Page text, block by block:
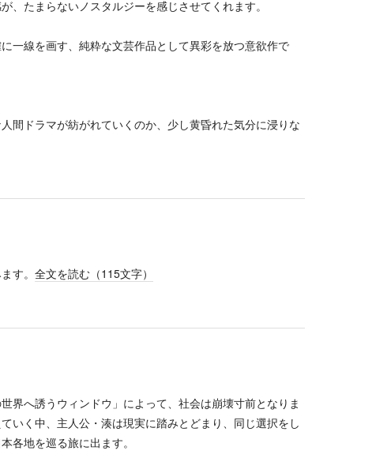
、たまらないノスタルジーを感じさせてくれます。
一線を画す、純粋な文芸作品として異彩を放つ意欲作で
間ドラマが紡がれていくのか、少し黄昏れた気分に浸りな
す。 全文を読む（115文字）
界へ誘うウィンドウ」によって、社会は崩壊寸前となりま
いく中、主人公・湊は現実に踏みとどまり、同じ選択をし
各地を巡る旅に出ます。